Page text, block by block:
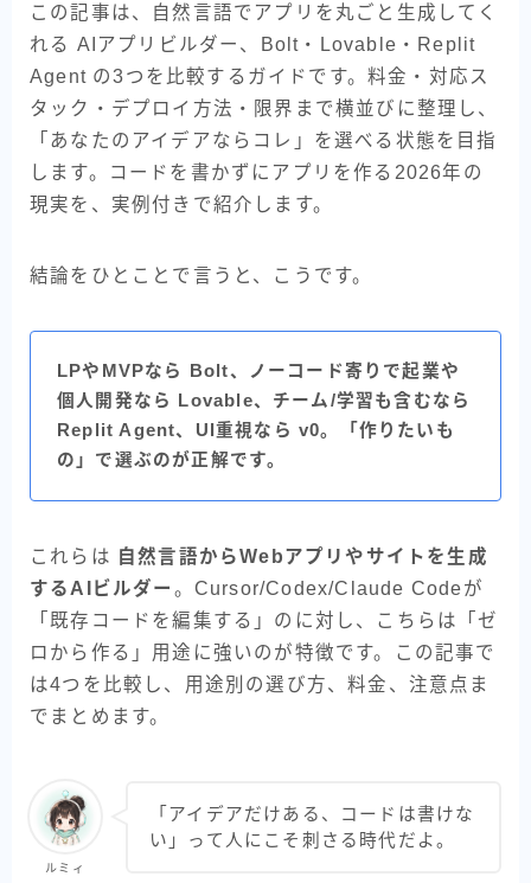
この記事は、自然言語でアプリを丸ごと生成してく
れる AIアプリビルダー、Bolt・Lovable・Replit
Agent の3つを比較するガイドです。料金・対応ス
タック・デプロイ方法・限界まで横並びに整理し、
「あなたのアイデアならコレ」を選べる状態を目指
します。コードを書かずにアプリを作る2026年の
現実を、実例付きで紹介します。
結論をひとことで言うと、こうです。
LPやMVPなら Bolt、ノーコード寄りで起業や
個人開発なら Lovable、チーム/学習も含むなら
Replit Agent、UI重視なら v0。「作りたいも
の」で選ぶのが正解です。
これらは 自然言語からWebアプリやサイトを生成
するAIビルダー 。Cursor/Codex/Claude Codeが
「既存コードを編集する」のに対し、こちらは「ゼ
ロから作る」用途に強いのが特徴です。この記事で
は4つを比較し、用途別の選び方、料金、注意点ま
でまとめます。
ルミィ
「アイデアだけある、コードは書けな
い」って人にこそ刺さる時代だよ。